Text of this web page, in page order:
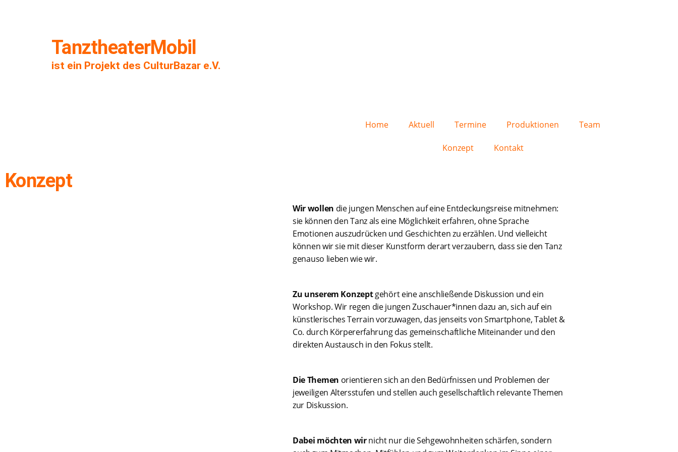
TanztheaterMobil
ist ein Projekt des CulturBazar e.V.
Home Aktuell Termine Produktionen Team
Konzept Kontakt
Konzept
Wir wollen die jungen Menschen auf eine Entdeckungsreise mitnehmen:
sie können den Tanz als eine Möglichkeit erfahren, ohne Sprache
Emotionen auszudrücken und Geschichten zu erzählen. Und vielleicht
können wir sie mit dieser Kunstform derart verzaubern, dass sie den Tanz
genauso lieben wie wir.
Zu unserem Konzeptgehört eine anschließende Diskussion und ein
Workshop. Wir regen die jungen Zuschauer*innen dazu an, sich auf ein
künstlerisches Terrain vorzuwagen, das jenseits von Smartphone, Tablet &
Co. durch Körpererfahrung das gemeinschaftliche Miteinander und den
direkten Austausch in den Fokus stellt.
Die Themen orientieren sich an den Bedürfnissen und Problemen der
jeweiligen Altersstufen und stellen auch gesellschaftlich relevante Themen
zur Diskussion.
Dabei möchten wirnicht nur die Sehgewohnheiten schärfen, sondern